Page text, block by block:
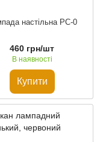
настільна РС-0
460 грн/шт
В наявності
Купити